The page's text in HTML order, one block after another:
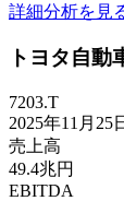
詳細分析を見
トヨタ自動
7203.T
2025年11月25
売上高
49.4兆円
EBITDA